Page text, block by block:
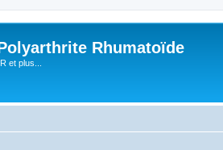
Rhumatoïde
et plus...